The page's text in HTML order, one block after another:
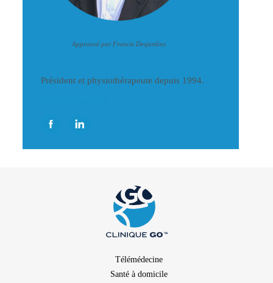
Approuvé par Francis Desjardins
Président et physiothérapeute depuis 1994.
Télémédecine
Santé à domicile